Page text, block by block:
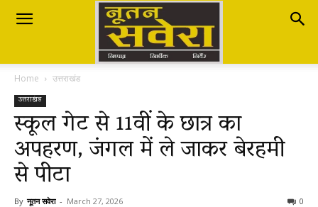
Nutan
Savera
नूतन
सवेरा
Home उत्तराखंड
उत्तराखंड
स्कूल गेट से 11वीं के छात्र का
अपहरण, जंगल में ले जाकर बेरहमी
से पीटा
By नूतन सवेरा - March 27, 2026 0